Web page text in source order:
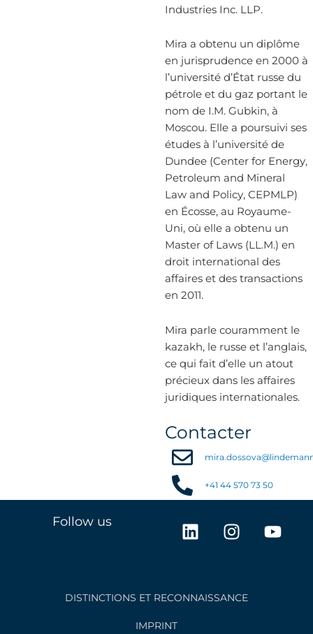
Industries Inc. LLP.
Mira a obtenu un diplôme
en jurisprudence en 2000 à
l’université d’État russe du
pétrole et du gaz portant le
nom de I.M. Gubkin, à
Moscou. Elle a poursuivi ses
études à l’université de
Dundee (Center for Energy,
Petroleum and Mineral
Law and Policy, CEPMLP)
en Écosse, au Royaume-
Uni, où elle a obtenu un
Master of Laws (LL.M.) en
droit international des
affaires et des transactions
en 2011.
Mira parle couramment le
kazakh, le russe et l’anglais,
ce qui fait d’elle un atout
précieux dans les affaires
juridiques internationales.
Contacter
+41 44 570 73 50
Follow us
L
i
e
I
n
a
Y
o
DISTINCTIONS ET RECONNAISSANCE
IMPRINT